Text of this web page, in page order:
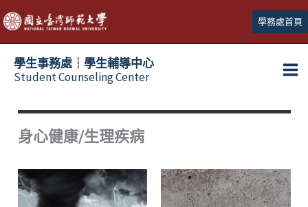
跳
至
主
學務處首頁
學生事務處┆學生輔導中心
Student Counseling Center
身心健康/生理疾病